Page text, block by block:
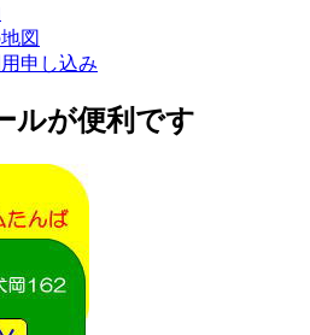
図
申し込み
ルが便利です